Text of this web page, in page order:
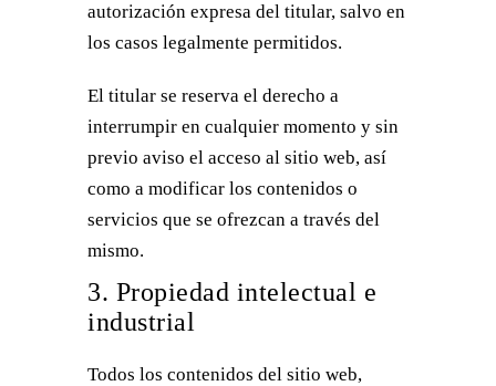
autorización expresa del titular, salvo en
los casos legalmente permitidos.
El titular se reserva el derecho a
interrumpir en cualquier momento y sin
previo aviso el acceso al sitio web, así
como a modificar los contenidos o
servicios que se ofrezcan a través del
mismo.
3. Propiedad intelectual e
industrial
Todos los contenidos del sitio web,